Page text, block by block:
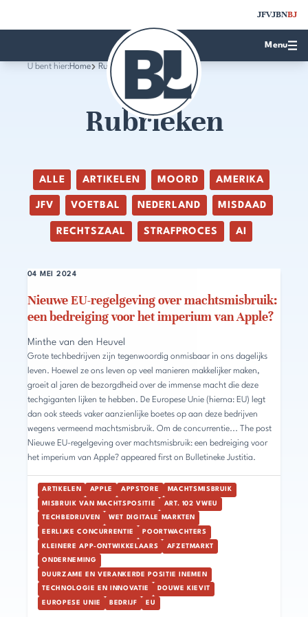
JFVJBNBJ
Menu
U bent hier:Home Rubrieken
Rubrieken
ALLE ARTIKELEN MOORD AMERIKA
JFV VOETBAL NEDERLAND MISDAAD
RECHTSZAAL STRAFPROCES AI
Nieuwe EU-regelgeving over machtsmisbruik:
een bedreiging voor het imperium van Apple?
04 MEI 2024
Minthe van den Heuvel
Grote techbedrijven zijn tegenwoordig onmisbaar in ons dagelijks
leven. Hoewel ze ons leven op veel manieren makkelijker maken,
groeit al jaren de bezorgdheid over de immense macht die deze
techgiganten lijken te hebben. De Europese Unie (hierna: EU) legt
dan ook steeds vaker aanzienlijke boetes op aan deze bedrijven
wegens vermeend machtsmisbruik. Om de concurrentie... The post
Nieuwe EU-regelgeving over machtsmisbruik: een bedreiging voor
het imperium van Apple? appeared first on Bulletineke Justitia.
ARTIKELEN APPLE APPSTORE MACHTSMISBRUIK
MISBRUIK VAN MACHTSPOSITIE ART. 102 VWEU
TECHBEDRIJVEN WET DIGITALE MARKTEN
EERLIJKE CONCURRENTIE POORTWACHTERS
KLEINERE APP-ONTWIKKELAARS AFZETMARKT
ONDERNEMING
DUURZAME EN VERANKERDE POSITIE INEMEN
TECHNOLOGIE EN INNOVATIE DOUWE KIEVIT
EUROPESE UNIE BEDRIJF EU